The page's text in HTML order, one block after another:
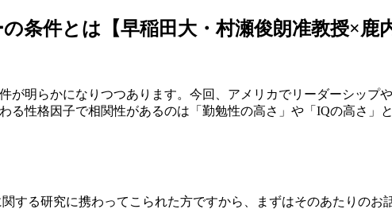
件とは【早稲田大・村瀬俊朗准教授×鹿
明らかになりつつあります。今回、アメリカでリーダーシップ
性格因子で相関性があるのは「勤勉性の高さ」や「IQの高さ」
する研究に携わってこられた方ですから、まずはそのあたりのお